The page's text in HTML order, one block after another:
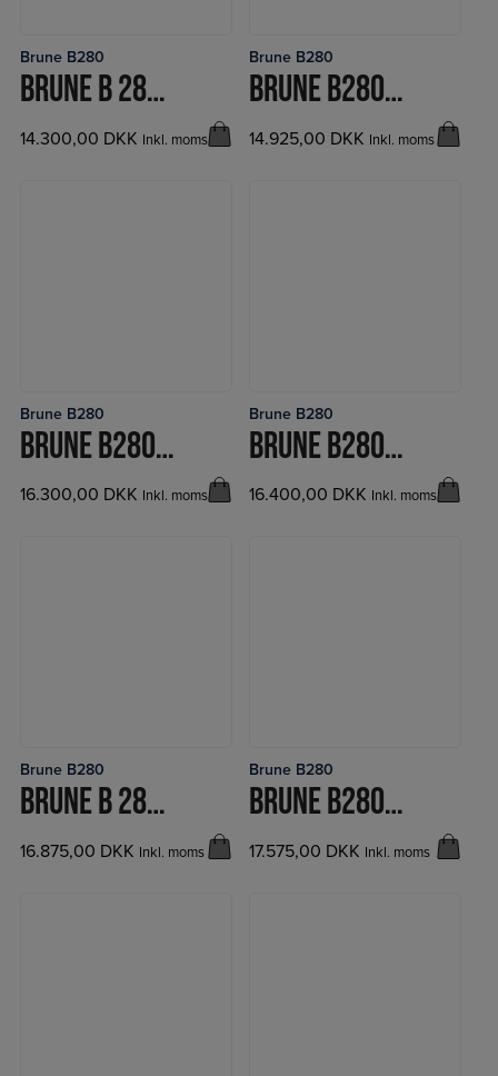
LÆS MERE
Brune B280
BRUNE B 280 AUT.+UV
14.300,00 DKK Inkl. moms
LÆS MERE
Brune B280
BRUNE B280 RADIO
14.925,00 DKK Inkl. moms
LÆS MERE
Brune B280
BRUNE B280 RADIO, AUT.
16.300,00 DKK Inkl. moms
LÆS MERE
Brune B280
BRUNE B280 RADIO + UV
16.400,00 DKK Inkl. moms
LÆS MERE
Brune B280
BRUNE B 280 RADIO M.AUT.+UV
16.875,00 DKK Inkl. moms
LÆS MERE
Brune B280
BRUNE B280 RADIO + UV
17.575,00 DKK Inkl. moms